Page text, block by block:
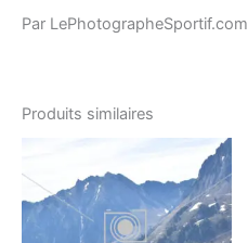
Par LePhotographeSportif.com
Produits similaires